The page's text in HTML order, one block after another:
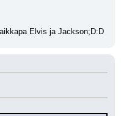
Elvis ja Jackson;D:D